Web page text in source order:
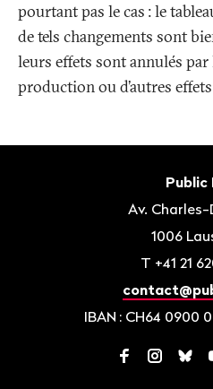
pourtant pas le cas : le
de tels changements sont
leurs effets sont annulés par
production ou d’autres
Public
Av. Charles-
1006
T +41 21
IBAN : CH64 0900
Facebook